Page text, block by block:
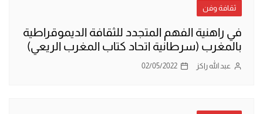
ثقافة وفن
في راهنية الفهم المتجدد للثقافة الديموقراطية
بالمغرب (سرطانية اتحاد كتاب المغرب الريعي)
عبد الله راكز 02/05/2022